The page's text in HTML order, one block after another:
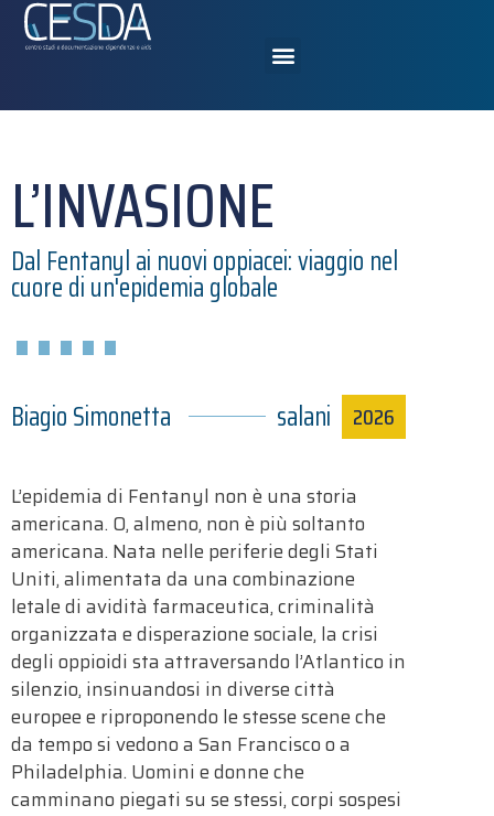
L’INVASIONE
Dal Fentanyl ai nuovi oppiacei: viaggio nel
cuore di un'epidemia globale
Biagio Simonetta salani 2026
L’epidemia di Fentanyl non è una storia
americana. O, almeno, non è più soltanto
americana. Nata nelle periferie degli Stati
Uniti, alimentata da una combinazione
letale di avidità farmaceutica, criminalità
organizzata e disperazione sociale, la crisi
degli oppioidi sta attraversando l’Atlantico in
silenzio, insinuandosi in diverse città
europee e riproponendo le stesse scene che
da tempo si vedono a San Francisco o a
Philadelphia. Uomini e donne che
camminano piegati su se stessi, corpi sospesi